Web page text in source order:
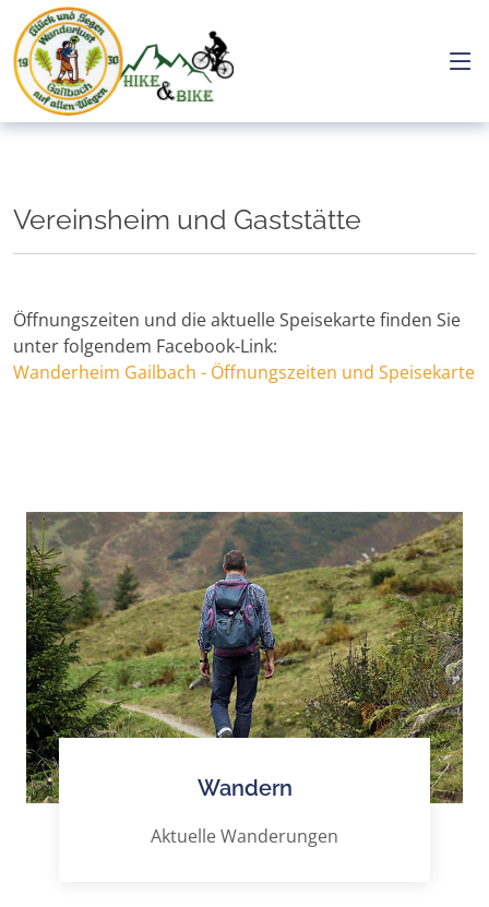
Vereinsheim und Gaststätte
Öffnungszeiten und die aktuelle Speisekarte finden Sie
unter folgendem Facebook-Link:
Wanderheim Gailbach - Öffnungszeiten und Speisekarte
Wandern
Aktuelle Wanderungen